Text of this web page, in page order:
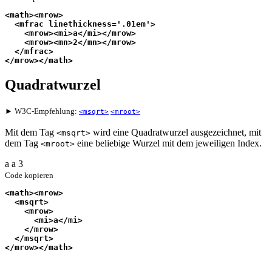
<math><mrow>
  <mfrac linethickness='.01em'>
    <mrow><mi>a</mi></mrow>
    <mrow><mn>2</mn></mrow>
  </mfrac>
</mrow></math>
Quadratwurzel
► W3C-Empfehlung: <msqrt> <mroot>
Mit dem Tag <msqrt> wird eine Quadratwurzel ausgezeichnet, mit
dem Tag <mroot> eine beliebige Wurzel mit dem jeweiligen Index.
a a 3
Code kopieren
<math><mrow>
  <msqrt>
    <mrow>
      <mi>a</mi>
    </mrow>
  </msqrt>
</mrow></math>